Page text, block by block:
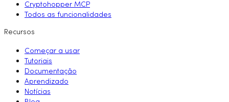
Cryptohopper MCP
Todos as funcionalidades
Recursos
Começar a usar
Tutoriais
Documentação
Aprendizado
Notícias